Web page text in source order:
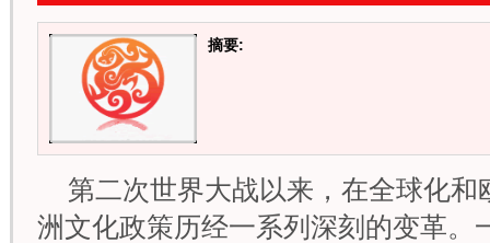
摘要:
第二次世界大战以来，在全球化
洲文化政策历经一系列深刻的变革。